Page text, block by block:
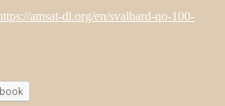
amsat-dl.org/en/svalbard-qo-100-